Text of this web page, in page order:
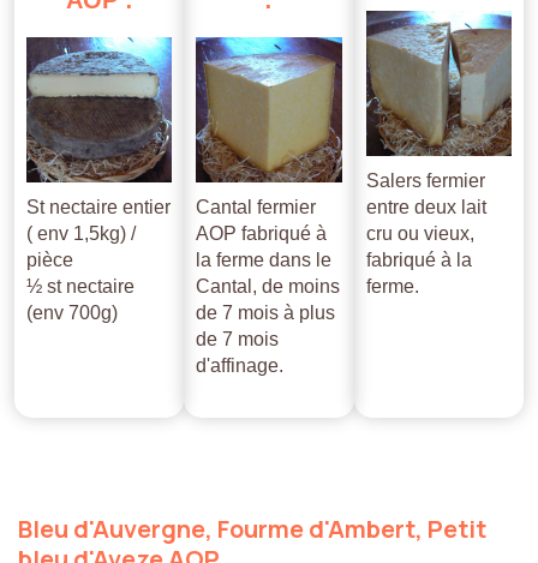
St nectaire entier
( env 1,5kg) /
pièce
½ st nectaire
(env 700g)
Cantal fermier
AOP fabriqué à
la ferme dans le
Cantal, de moins
de 7 mois à plus
de 7 mois
d'affinage.
Salers fermier
entre deux lait
cru ou vieux,
fabriqué à la
ferme.
Bleu d'Auvergne, Fourmed'Ambert, Petit